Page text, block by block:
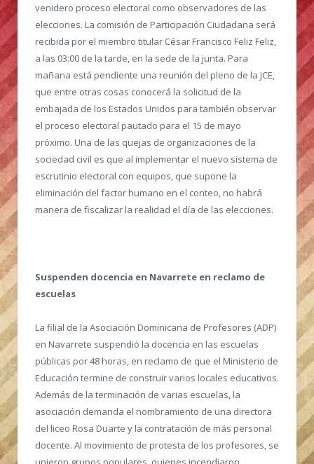
venidero proceso electoral como observadores de las
elecciones. La comisión de Participación Ciudadana será
recibida por el miembro titular César Francisco Feliz Feliz,
a las 03:00 de la tarde, en la sede de la junta. Para
mañana está pendiente una reunión del pleno de la JCE,
que entre otras cosas conocerá la solicitud de la
embajada de los Estados Unidos para también observar
el proceso electoral pautado para el 15 de mayo
próximo. Una de las quejas de organizaciones de la
sociedad civil es que al implementar el nuevo sistema de
escrutinio electoral con equipos, que supone la
eliminación del factor humano en el conteo, no habrá
manera de fiscalizar la realidad el día de las elecciones.
Suspenden docencia en Navarrete en reclamo de
escuelas
La filial de la Asociación Dominicana de Profesores (ADP)
en Navarrete suspendió la docencia en las escuelas
públicas por 48 horas, en reclamo de que el Ministerio de
Educación termine de construir varios locales educativos.
Además de la terminación de varias escuelas, la
asociación demanda el nombramiento de una directora
del liceo Rosa Duarte y la contratación de más personal
docente. Al movimiento de protesta de los profesores, se